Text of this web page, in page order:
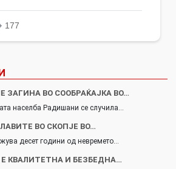
ЗАГИНА ВО СООБРАЌАЈКА ВО…
населба Радишани се случила…
ВО СКОПЈЕ ВО…
десет години од невремето…
КВАЛИТЕТНА И БЕЗБЕДНА…